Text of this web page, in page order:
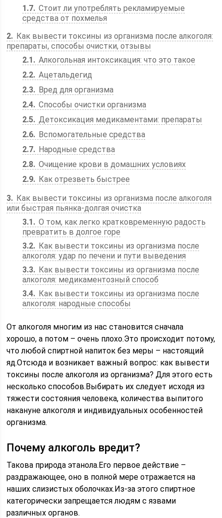
1.7 Стоит ли употреблять рекламируемые
средства от похмелья
2
Как вывести токсины из организма после алкоголя:
препараты, способы очистки, отзывы
2.1
Алкогольная интоксикация: что это такое
2.2 Ацетальдегид
2.3
Вред для организма
2.4 Способы очистки организма
2.5 Детоксикация медикаментами: препараты
2.6
Вспомогательные средства
2.7
Народные средства
2.8 Очищение крови в домашних условиях
2.9
Как отрезветь быстрее
3
Как вывести токсины из организма после алкоголя
или быстрая пьянка-долгая очистка
3.1
О том, как легко кратковременную радость
превратить в долгое горе
3.2
Как вывести токсины из организма после
алкоголя: удар по печени и пути выведения
3.3
Как вывести токсины из организма после
алкоголя: медикаментозный способ
3.4
Как вывести токсины из организма после
алкоголя: народные способы
От алкоголя многим из нас становится сначала
хорошо, а потом – очень плохо.Это происходит потому,
что любой спиртной напиток без меры – настоящий
яд.Отсюда и возникает важный вопрос: как вывести
токсины после алкоголя из организма? Для этого есть
несколько способов.Выбирать их следует исходя из
тяжести состояния человека, количества выпитого
накануне алкоголя и индивидуальных особенностей
организма.
Почему алкоголь вредит?
Такова природа этанола.Его первое действие –
раздражающее, оно в полной мере отражается на
наших слизистых оболочках.Из-за этого спиртное
категорически запрещается людям с язвами
различных органов.